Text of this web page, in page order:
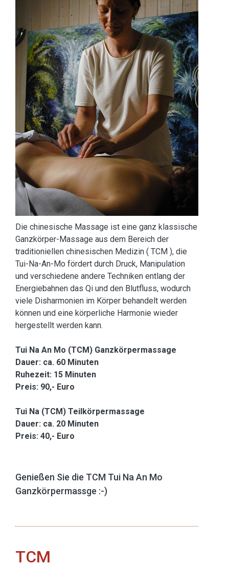
Die chinesische Massage ist eine ganz klassische
Ganzkörper-Massage aus dem Bereich der
traditioniellen chinesischen Medizin ( TCM ), die
Tui-Na-An-Mo fördert durch Druck, Manipulation
und verschiedene andere Techniken entlang der
Energiebahnen das Qi und den Blutfluss, wodurch
viele Disharmonien im Körper behandelt werden
können und eine körperliche Harmonie wieder
hergestellt werden kann.
Tui Na An Mo (TCM) Ganzkörpermassage
Dauer: ca. 60 Minuten
Ruhezeit: 15 Minuten
Preis: 90,- Euro
Tui Na (TCM) Teilkörpermassage
Dauer: ca. 20 Minuten
Preis: 40,- Euro
Genießen Sie die TCM Tui Na An Mo
Ganzkörpermassge :-)
TCM